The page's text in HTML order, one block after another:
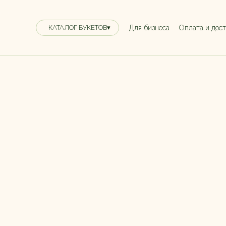
КАТАЛОГ БУКЕТОВ▾ Для бизнеса Оплата и